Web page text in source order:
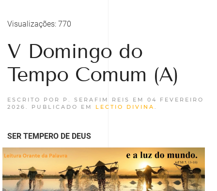
Visualizações: 770
V Domingo do
Tempo Comum (A)
ESCRITO POR P. SERAFIM REIS EM 04 FEVEREIRO
2026
. PUBLICADO EM LECTIO DIVINA
SER TEMPERO DE DEUS